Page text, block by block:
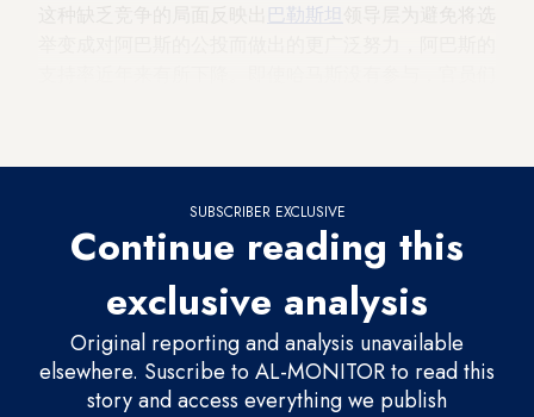
巴勒斯坦
SUBSCRIBER EXCLUSIVE
Continue reading this
exclusive analysis
Original reporting and analysis unavailable
elsewhere. Suscribe to AL-MONITOR to read this
story and access everything we publish